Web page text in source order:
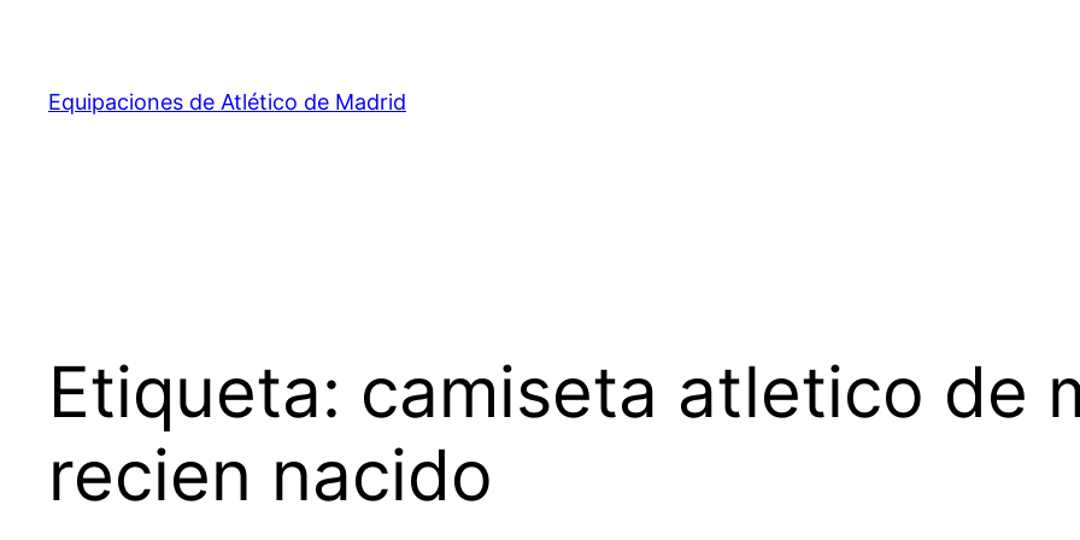
contenido
Equipaciones de Atlético de Madrid
Etiqueta: camiseta atletico de
recien nacido